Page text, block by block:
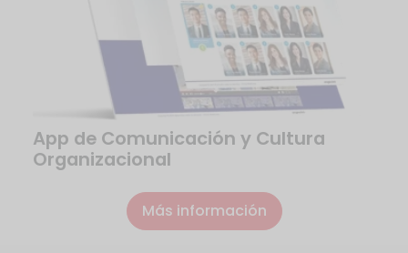
App de Comunicación y Cultura
Organizacional
Más información